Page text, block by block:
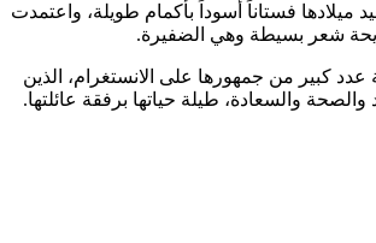
ميلادها فستاناً أسوداً بأكمام طويلة، واعتمدت
شعر بسيطة وهي الضفيرة.
كبير من جمهورها على الانستغرام، الذين
والصحة والسعادة، طيلة حياتها برفقة عائلتها.